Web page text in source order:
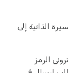
الذاتية إلى
الرمز